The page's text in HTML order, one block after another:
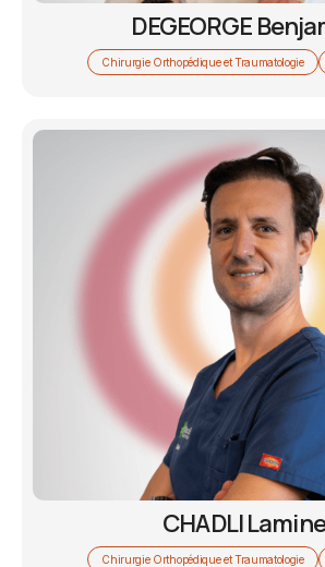
DEGEORGE
Chirurgie Orthopédique et Traumatologie
CHADLI Lamine
Chirurgie Orthopédique et Traumatologie